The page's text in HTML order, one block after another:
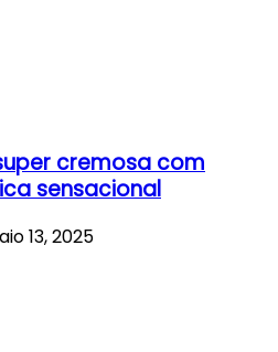
cremosa com
sensacional
13, 2025